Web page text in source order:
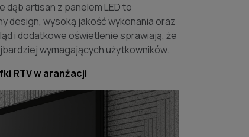
dąb artisan z panelem LED to
design, wysoką jakość wykonania oraz
i dodatkowe oświetlenie sprawiają, że
wymagających użytkowników.
RTV w aranżacji